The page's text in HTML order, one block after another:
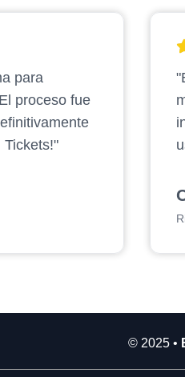
0
0
.
para
proceso fue
Tickets!"
© 2025 •